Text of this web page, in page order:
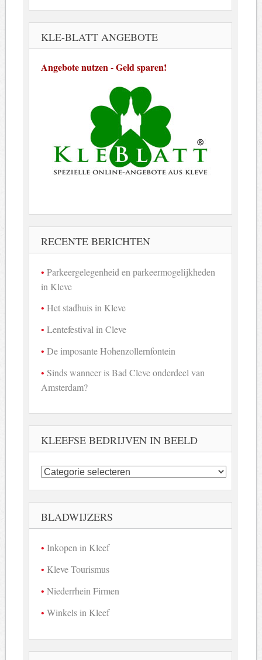
KLE-BLATT ANGEBOTE
Angebote nutzen - Geld sparen!
RECENTE BERICHTEN
Parkeergelegenheid en parkeermogelijkheden
in Kleve
Het stadhuis in Kleve
Lentefestival in Cleve
De imposante Hohenzollernfontein
Sinds wanneer is Bad Cleve onderdeel van
Amsterdam?
KLEEFSE BEDRIJVEN IN BEELD
Kleefse
bedrijven
beeld
BLADWIJZERS
Inkopen in Kleef
Kleve Tourismus
Niederrhein Firmen
Winkels in Kleef